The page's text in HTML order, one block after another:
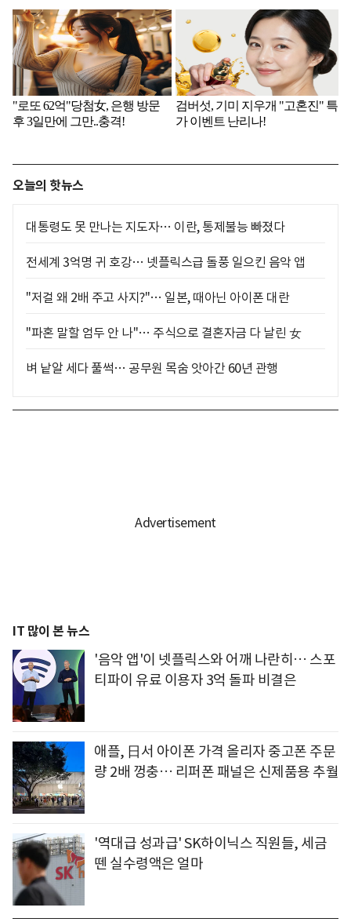
오늘의 핫뉴스
대통령도 못 만나는 지도자… 이란, 통제불능 빠졌다
전세계 3억명 귀 호강… 넷플릭스급 돌풍 일으킨 음악 앱
"저걸 왜 2배 주고 사지?"… 일본, 때아닌 아이폰 대란
"파혼 말할 엄두 안 나"… 주식으로 결혼자금 다 날린 女
벼 낱알 세다 풀썩… 공무원 목숨 앗아간 60년 관행
IT 많이 본 뉴스
'음악 앱'이 넷플릭스와 어깨 나란히… 스포
티파이 유료 이용자 3억 돌파 비결은
애플, 日서 아이폰 가격 올리자 중고폰 주문
량 2배 껑충… 리퍼폰 패널은 신제품용 추월
'역대급 성과급' SK하이닉스 직원들, 세금
뗀 실수령액은 얼마